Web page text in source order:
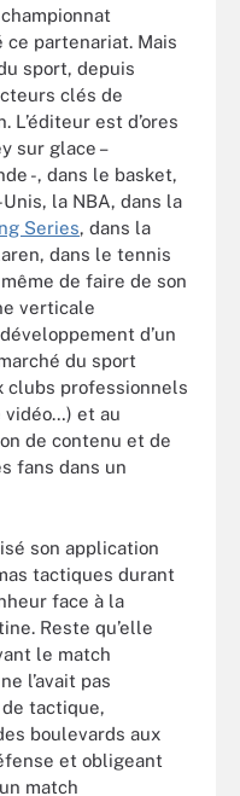
ce partenariat. Mais
sport, depuis
clés de
L’éditeur est d’ores
sur glace –
-, dans le basket,
la NBA, dans la
Series, dans la
dans le tennis
de faire de son
verticale
d’un
du sport
clubs professionnels
vidéo…) et au
de contenu et de
fans dans un
son application
tactiques durant
face à la
Reste qu’elle
le match
l’avait pas
tactique,
boulevards aux
et obligeant
match